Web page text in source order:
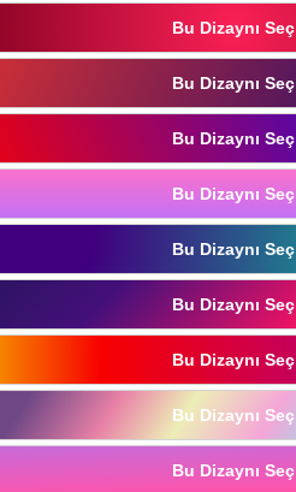
Bu Dizaynı Seç
Bu Dizaynı Seç
Bu Dizaynı Seç
Bu Dizaynı Seç
Bu Dizaynı Seç
Bu Dizaynı Seç
Bu Dizaynı Seç
Bu Dizaynı Seç
Bu Dizaynı Seç